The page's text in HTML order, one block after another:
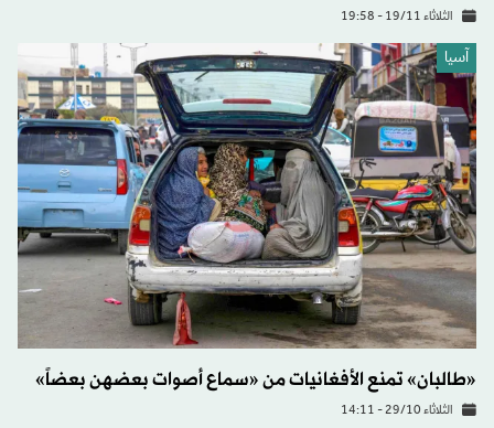
الثلاثاء 19/11 - 19:58
آسيا
«طالبان» تمنع الأفغانيات من «سماع أصوات بعضهن بعضاً»
الثلاثاء 29/10 - 14:11